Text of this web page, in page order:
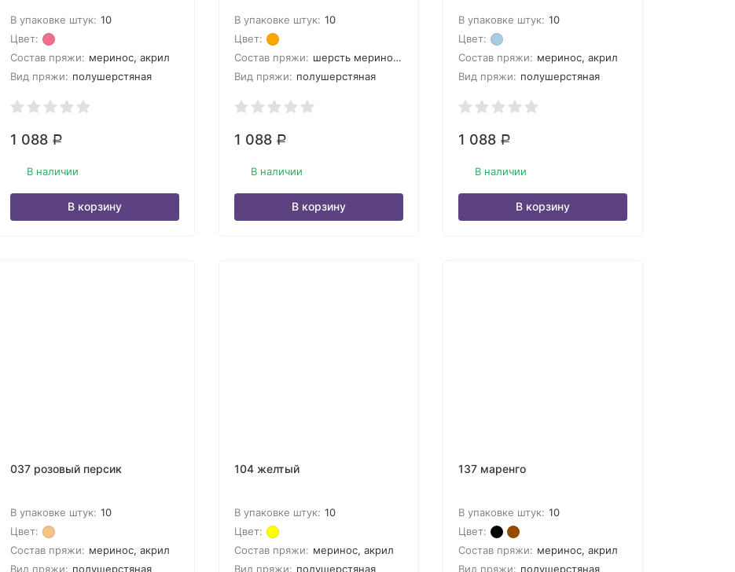
В упаковке штук: 10
Цвет:
Состав пряжи: меринос, акрил
Вид пряжи: полушерстяная
1 088 Р
В наличии
В корзину
В упаковке штук: 10
Цвет:
Состав пряжи: шерсть мериноса, акрил
Вид пряжи: полушерстяная
1 088 Р
В наличии
В корзину
В упаковке штук: 10
Цвет:
Состав пряжи: меринос, акрил
Вид пряжи: полушерстяная
1 088 Р
В наличии
В корзину
037 розовый персик
В упаковке штук: 10
Цвет:
Состав пряжи: меринос, акрил
Вид пряжи: полушерстяная
104 желтый
В упаковке штук: 10
Цвет:
Состав пряжи: меринос, акрил
Вид пряжи: полушерстяная
137 маренго
В упаковке штук: 10
Цвет:
Состав пряжи: меринос, акрил
Вид пряжи: полушерстяная